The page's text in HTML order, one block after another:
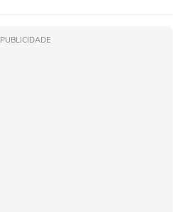
PUBLICIDADE